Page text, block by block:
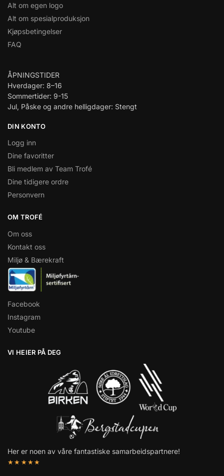
Alt om egen logo
Alt om spesialproduksjon
Kjøpsbetingelser
FAQ
ÅPNINGSTIDER
Hverdager: 8–16
Sommertider: 9-15
Jul, Påske og andre helligdager: Stengt
DIN KONTO
Logg inn
Dine favoritter
Bli medlem av Team Trofé
Dine tidigere ordre
Personvern
OM TROFÉ
Om oss
Kontakt oss
Miljø & Bærekraft
Facebook
Instagram
Youtube
VI HEIER PÅ DEG
Her er noen av våre fantastiske samarbeidspartnere!
★★★★★